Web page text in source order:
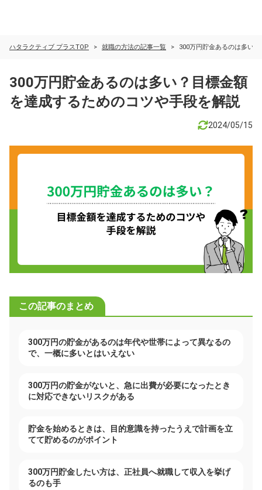
ハタラクティブ プラスTOP 就職の方法の記事一覧 300万円貯金あるのは多い
300万円貯金あるのは多い？目標金額
を達成するためのコツや手段を解説
2024/05/15
この記事のまとめ
300万円の貯金があるのは年代や世帯によって異なるの
で、一概に多いとはいえない
300万円の貯金がないと、急に出費が必要になったとき
に対応できないリスクがある
貯金を始めるときは、目的意識を持ったうえで計画を立
てて貯めるのがポイント
300万円貯金したい方は、正社員へ就職して収入を挙げ
るのも手